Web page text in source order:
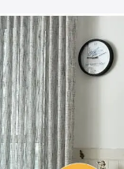
カーテン
ーテン
テン
ーテン
ースカーテン
ン